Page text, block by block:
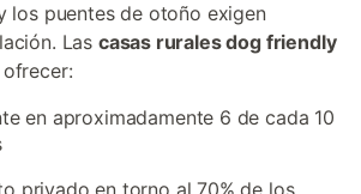
los puentes de otoño exigen
Las casas rurales dog friendly
en aproximadamente 6 de cada 10
privado en torno al 70% de los